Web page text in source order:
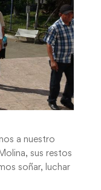
a nuestro
sus restos
soñar, luchar